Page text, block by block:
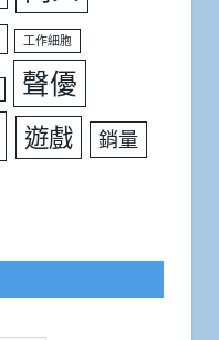
工作細胞
聲優
遊戲 銷量